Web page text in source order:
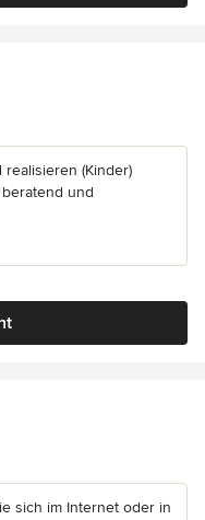
Sternen
(Kinder)
und
Sternen
sich im Internet oder in